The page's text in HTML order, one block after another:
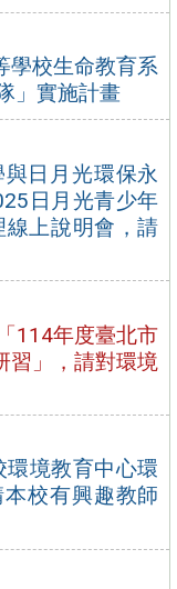
學校生命教育系
」實施計畫
日月光環保永
日月光青少年
上說明會，請
114年度臺北市
習」，請對環境
境教育中心環
校有興趣教師